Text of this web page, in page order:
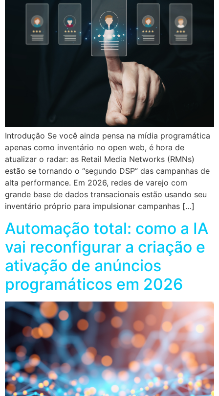
Introdução Se você ainda pensa na mídia programática
apenas como inventário no open web, é hora de
atualizar o radar: as Retail Media Networks (RMNs)
estão se tornando o “segundo DSP” das campanhas de
alta performance. Em 2026, redes de varejo com
grande base de dados transacionais estão usando seu
inventário próprio para impulsionar campanhas […]
Automação total: como a IA
vai reconfigurar a criação e
ativação de anúncios
programáticos em 2026